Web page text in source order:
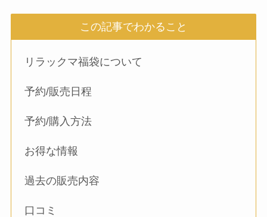
この記事でわかること
リラックマ福袋について
予約/販売日程
予約/購入方法
お得な情報
過去の販売内容
口コミ